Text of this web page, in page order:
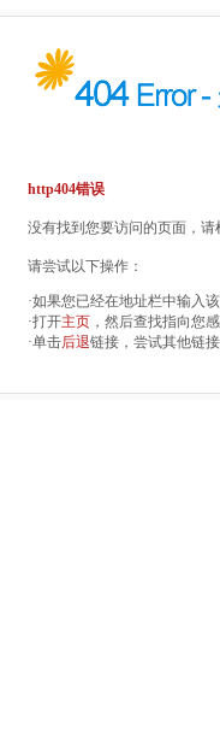
http404错误
没有找到您要访问的页面，
请尝试以下操作：
·如果您已经在地址栏中输入
·打开主页 ，然后查找指向您
·单击后退链接，尝试其他链